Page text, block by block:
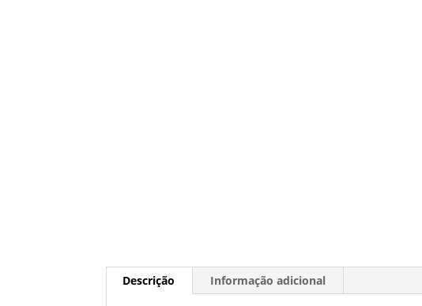
Descrição Informação adicional